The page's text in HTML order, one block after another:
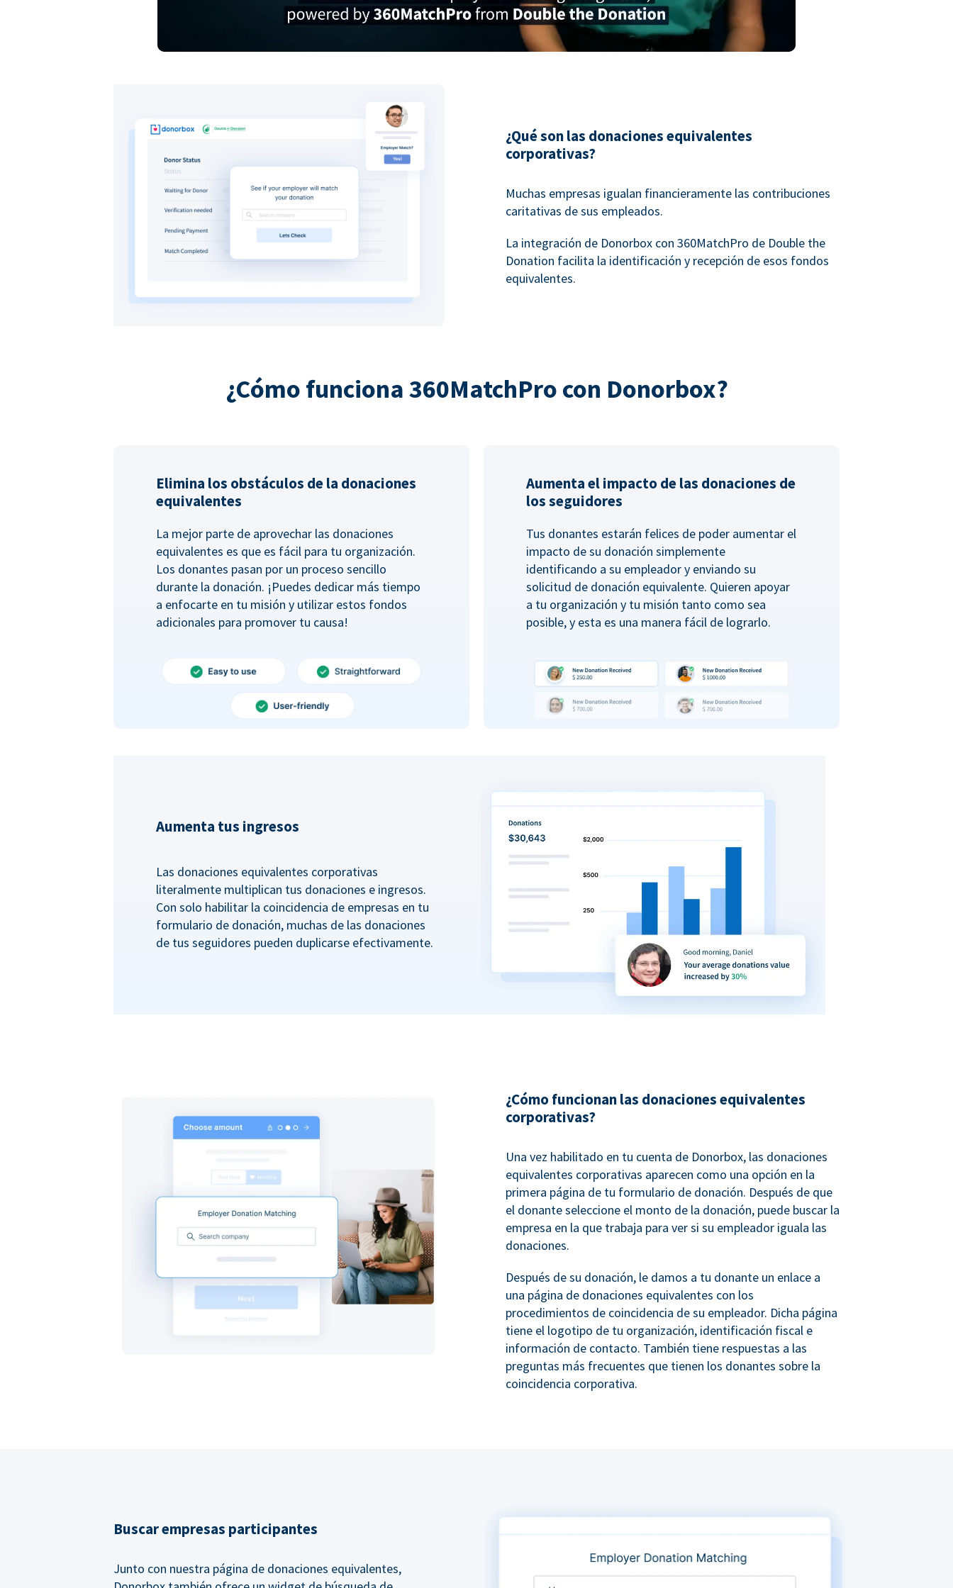
¿Qué son las donaciones equivalentes
corporativas?
Muchas empresas igualan financieramente las contribuciones
caritativas de sus empleados.
La integración de Donorbox con 360MatchPro de Double the
Donation facilita la identificación y recepción de esos fondos
equivalentes.
¿Cómo funciona 360MatchPro con Donorbox?
Elimina los obstáculos de la donaciones
equivalentes
La mejor parte de aprovechar las donaciones
equivalentes es que es fácil para tu organización.
Los donantes pasan por un proceso sencillo
durante la donación. ¡Puedes dedicar más tiempo
a enfocarte en tu misión y utilizar estos fondos
adicionales para promover tu causa!
Aumenta el impacto de las donaciones de
los seguidores
Tus donantes estarán felices de poder aumentar el
impacto de su donación simplemente
identificando a su empleador y enviando su
solicitud de donación equivalente. Quieren apoyar
a tu organización y tu misión tanto como sea
posible, y esta es una manera fácil de lograrlo.
Aumenta tus ingresos
Las donaciones equivalentes corporativas
literalmente multiplican tus donaciones e ingresos.
Con solo habilitar la coincidencia de empresas en tu
formulario de donación, muchas de las donaciones
de tus seguidores pueden duplicarse efectivamente.
¿Cómo funcionan las donaciones equivalentes
corporativas?
Una vez habilitado en tu cuenta de Donorbox, las donaciones
equivalentes corporativas aparecen como una opción en la
primera página de tu formulario de donación. Después de que
el donante seleccione el monto de la donación, puede buscar la
empresa en la que trabaja para ver si su empleador iguala las
donaciones.
Después de su donación, le damos a tu donante un enlace a
una página de donaciones equivalentes con los
procedimientos de coincidencia de su empleador. Dicha página
tiene el logotipo de tu organización, identificación fiscal e
información de contacto. También tiene respuestas a las
preguntas más frecuentes que tienen los donantes sobre la
coincidencia corporativa.
Buscar empresas participantes
Junto con nuestra página de donaciones equivalentes,